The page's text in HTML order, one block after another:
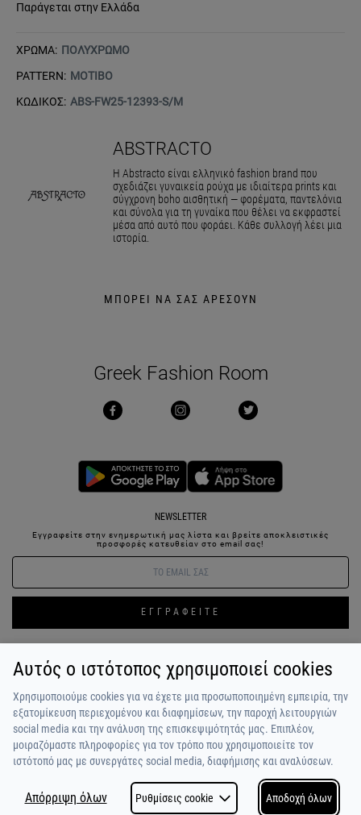
Παράγεται στην Ελλάδα
ΧΡΩΜΑ: ΠΟΛΥΧΡΩΜΟ
PATTERN: ΜΟΤΙΒΟ
ΚΩΔΙΚΟΣ: ABS-FW25-12393-S/M
ABSTRACTO
Η Abstracto είναι ελληνικό fashion brand που
σχεδιάζει γυναικεία ρούχα με ιδιαίτερα prints και
σύγχρονη boho αισθητική — φορέματα, παντελόνια
και σύνολα για τη γυναίκα που θέλει να εκφραστεί
μέσα από αυτό που φοράει. Κάθε συλλογή λέει μια
ιστορία.
ΜΠΟΡΕΙ ΝΑ ΣΑΣ ΑΡΕΣΟΥΝ
Greek Fashion Room
NEWSLETTER
Εγγραφείτε στην ενημερωτική μας λίστα και βρείτε αποκλειστικές
προσφορές κατευθείαν στο email σας!
ΕΓΓΡΑΦΕΙΤΕ
ΣΥΝΔΕΣΗ / ΕΓΓΡΑΦΗ ΑΓΑΠΗΜΕΝΑ ΕΠΙΚΟΙΝΩΝΙΑ
ΟΡΟΙ ΧΡΗΣΗΣ
ΠΟΙΟΙ ΕΙΜΑΣΤΕ
ΠΛΗΡΩΜΗ / ΑΠΟΣΤΟΛΗ
ΠΟΛΙΤΙΚΗ ΑΠΟΡΡΗΤΟΥ
Η ΟΜΑΔΑ
ΣΧΟΛΙΑ
ΠΕΛΑΤΩΝ
Αυτός ο ιστότοπος χρησιμοποιεί cookies
Χρησιμοποιούμε cookies για να έχετε μια προσωποποιημένη εμπειρία, την
εξατομίκευση περιεχομένου και διαφημίσεων, την παροχή λειτουργιών
social media και την ανάλυση της επισκεψιμότητάς μας. Επιπλέον,
μοιραζόμαστε πληροφορίες για τον τρόπο που χρησιμοποιείτε τον
ιστότοπό μας με συνεργάτες social media, διαφήμισης και αναλύσεων.
Απόρριψη όλων Ρυθμίσεις cookie Αποδοχή όλων